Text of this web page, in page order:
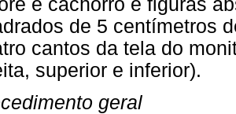
de 5 centímetros
cantos da tela do
superior e inferior).
geral